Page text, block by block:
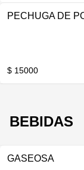
PECHUGA DE
$ 15000
BEBIDAS
GASEOSA